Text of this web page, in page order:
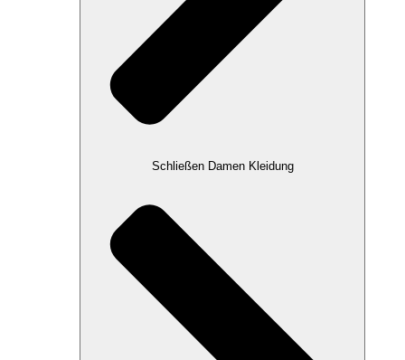
Schließen Damen Kleidung